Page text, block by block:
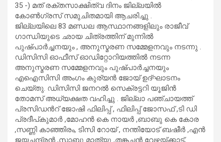
35 -) മത് രക്തസാക്ഷിത്വ ദിനം ജില്ലയിൽ
കോൺഗ്രസ് സമുചിതമായി ആചരിച്ചു .
ജില്ലയിലെ 83 മണ്ഡല ആസ്ഥാനങ്ങളിലും രാജീവ്
ഗാന്ധിയുടെ ഛായ ചിത്രത്തിന് മുന്നിൽ
പുഷ്പാർച്ചനയും , അനുസ്മരണ സമ്മേളനവും നടന്നു .
ഡിസിസി ഓഫീസ് ഓഡിറ്റോറിയത്തിൽ നടന്ന
അനുസ്മരണ സമ്മേളനവും പുഷ്പാർച്ചനയും
എഐസിസി അംഗം കുര്യൻ ജോയ് ഉദ്ഘാടനം
ചെയ്തു. ഡിസിസി ജനറൽ സെക്രട്ടറി യൂജിൻ
തോമസ് അധ്യക്ഷത വഹിച്ചു . ജില്ലാ പഞ്ചായത്ത്
പ്രസിഡൻറ് ജോഷി ഫിലിപ്പ് , ഫിലിപ്പ് ജോസഫ് ,ടി ഡി
പ്രദീപ്കുമാർ ,മോഹൻ കെ നായർ ,ബാബു കെ കോര
,സണ്ണി കാഞ്ഞിരം, ടിസി റോയ് , നന്തിയോട് ബഷീർ ,എൻ
ജയചന്ദ്രൻ ,സാബു മാത്യു ,തങ്കച്ചൻ വേഴയ്ക്കാട്,